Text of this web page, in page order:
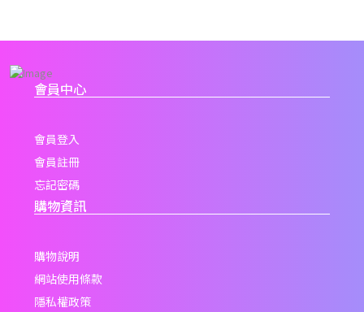
會員中心
會員登入
會員註冊
忘記密碼
購物資訊
購物說明
網站使用條款
隱私權政策